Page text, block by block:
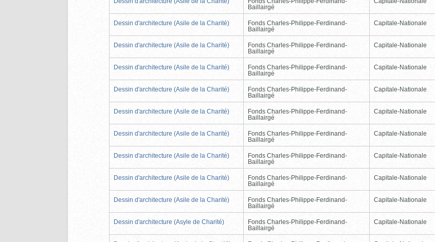
Baillairgé
Dessin d'architecture (Asile de la Charité)
Fonds Charles-Philippe-Ferdinand-
Baillairgé
Capitale-Nationale
Dessin d'architecture (Asile de la Charité)
Fonds Charles-Philippe-Ferdinand-
Baillairgé
Capitale-Nationale
Dessin d'architecture (Asile de la Charité)
Fonds Charles-Philippe-Ferdinand-
Baillairgé
Capitale-Nationale
Dessin d'architecture (Asile de la Charité)
Fonds Charles-Philippe-Ferdinand-
Baillairgé
Capitale-Nationale
Dessin d'architecture (Asile de la Charité)
Fonds Charles-Philippe-Ferdinand-
Baillairgé
Capitale-Nationale
Dessin d'architecture (Asile de la Charité)
Fonds Charles-Philippe-Ferdinand-
Baillairgé
Capitale-Nationale
Dessin d'architecture (Asile de la Charité)
Fonds Charles-Philippe-Ferdinand-
Baillairgé
Capitale-Nationale
Dessin d'architecture (Asile de la Charité)
Fonds Charles-Philippe-Ferdinand-
Baillairgé
Capitale-Nationale
Dessin d'architecture (Asile de la Charité)
Fonds Charles-Philippe-Ferdinand-
Baillairgé
Capitale-Nationale
Dessin d'architecture (Asyle de Charité)
Fonds Charles-Philippe-Ferdinand-
Baillairgé
Capitale-Nationale